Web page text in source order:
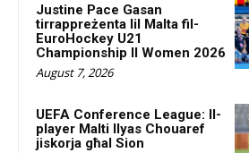
Justine Pace Gasan
tirrappreżenta lil Malta fil-
EuroHockey U21
Championship II Women 2026
August 7, 2026
UEFA Conference League: Il-
player Malti Ilyas Chouaref
jiskorja għal Sion